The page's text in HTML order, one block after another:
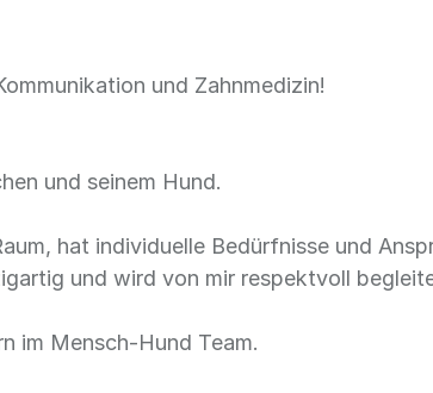
und Zahnmedizin!
und seinem Hund.
hat individuelle Bedürfnisse und
und wird von mir respektvoll
im Mensch-Hund Team.